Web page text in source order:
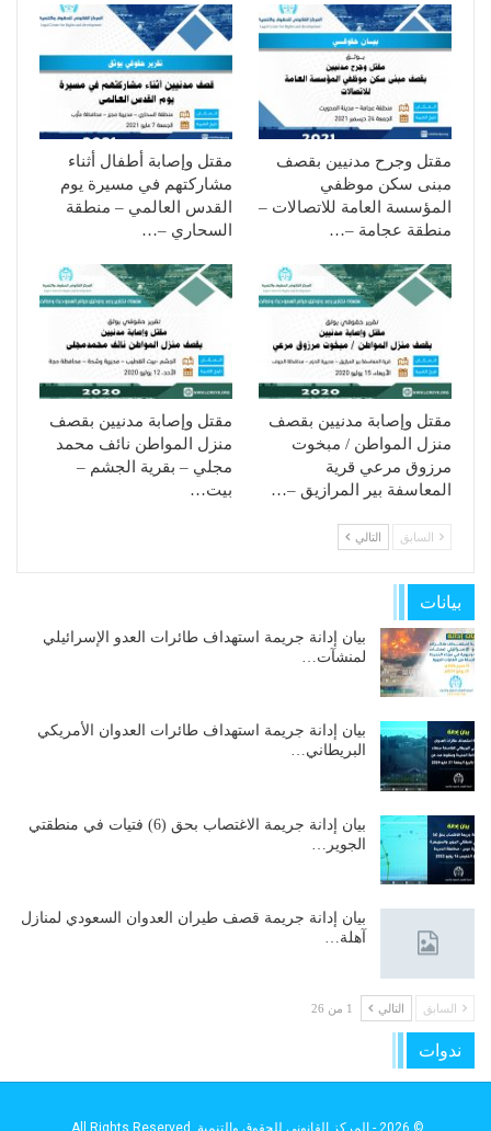
مقتل وجرح مدنيين بقصف
مبنى سكن موظفي
المؤسسة العامة للاتصالات –
منطقة عجامة –…
مقتل وإصابة أطفال أثناء
مشاركتهم في مسيرة يوم
القدس العالمي – منطقة
السحاري –…
مقتل وإصابة مدنيين بقصف
منزل المواطن / مبخوت
مرزوق مرعي قرية
المعاسفة بير المرازيق –…
مقتل وإصابة مدنيين بقصف
منزل المواطن نائف محمد
مجلي – بقرية الجشم –
بيت…
السابق التالي
بيانات
بيان إدانة جريمة استهداف طائرات العدو الإسرائيلي
لمنشآت…
بيان إدانة جريمة استهداف طائرات العدوان الأمريكي
البريطاني…
بيان إدانة جريمة الاغتصاب بحق (6) فتيات في منطقتي
الجوير…
بيان إدانة جريمة قصف طيران العدوان السعودي لمنازل
آهلة…
السابق التالي 1 من 26
ندوات
© 2026 - المركز القانوني للحقوق والتنمية. All Rights Reserved.